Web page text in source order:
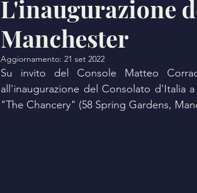
L'inaugurazione
Manchester
Aggiornamento: 21 set 2022
Su invito del Console Matteo
all'inaugurazione del Consolato d'Italia
"The Chancery" (58 Spring Gardens,